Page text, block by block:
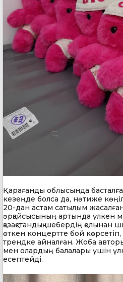
Қарағанды облысында
кезеңде болса да, нәтиже
20-дан астам сатылым
әрқайсысының артында үлкен
қазақстандық шебердің қолынан
өткен концертте бой көрсетіп,
трендке айналған. Жоба
мен олардың балалары үшін
есептейді.